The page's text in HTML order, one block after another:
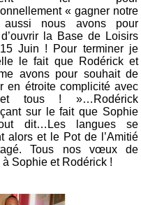
« gagner notre
nous avons pour
la Base de Loisirs
Juin ! Pour terminer je
le fait que Rodérick et
avons pour souhait de
en étroite complicité avec
tous ! »…Rodérick
sur le fait que Sophie
dit…Les langues se
alors et le Pot de l’Amitié
Tous nos vœux de
à Sophie et Rodérick !